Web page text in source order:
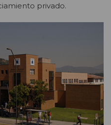
privado.